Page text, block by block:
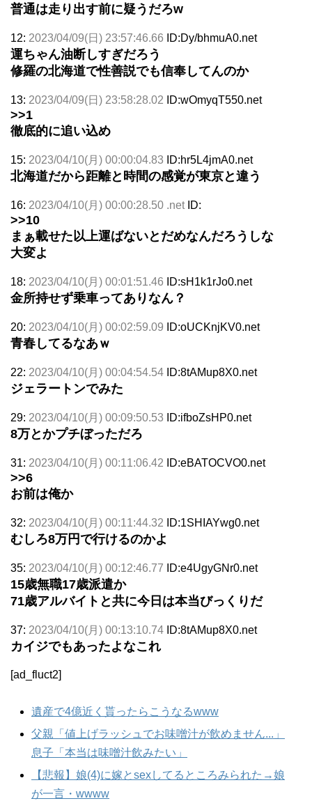
普通は走り出す前に疑うだろw
12: 2023/04/09(日) 23:57:46.66 ID:Dy/bhmuA0.net
運ちゃん油断しすぎだろう
修羅の北海道で性善説でも信奉してんのか
13: 2023/04/09(日) 23:58:28.02 ID:wOmyqT550.net
>>1
徹底的に追い込め
15: 2023/04/10(月) 00:00:04.83 ID:hr5L4jmA0.net
北海道だから距離と時間の感覚が東京と違う
16: 2023/04/10(月) 00:00:28.50 .net ID:
>>10
まぁ載せた以上運ばないとだめなんだろうしな
大変よ
18: 2023/04/10(月) 00:01:51.46 ID:sH1k1rJo0.net
金所持せず乗車ってありなん？
20: 2023/04/10(月) 00:02:59.09 ID:oUCKnjKV0.net
青春してるなあｗ
22: 2023/04/10(月) 00:04:54.54 ID:8tAMup8X0.net
ジェラートンでみた
29: 2023/04/10(月) 00:09:50.53 ID:ifboZsHP0.net
8万とかプチぼっただろ
31: 2023/04/10(月) 00:11:06.42 ID:eBATOCVO0.net
>>6
お前は俺か
32: 2023/04/10(月) 00:11:44.32 ID:1SHIAYwg0.net
むしろ8万円で行けるのかよ
35: 2023/04/10(月) 00:12:46.77 ID:e4UgyGNr0.net
15歳無職17歳派遣か
71歳アルバイトと共に今日は本当びっくりだ
37: 2023/04/10(月) 00:13:10.74 ID:8tAMup8X0.net
カイジでもあったよなこれ
[ad_fluct2]
遺産で4億近く貰ったらこうなるwww
父親「値上げラッシュでお味噌汁が飲めません...」
息子「本当は味噌汁飲みたい」
【悲報】娘(4)に嫁とsexしてるところみられた→娘
が一言・wwww